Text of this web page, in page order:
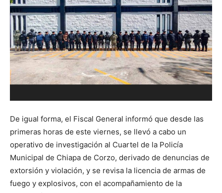
De igual forma, el Fiscal General informó que desde las
primeras horas de este viernes, se llevó a cabo un
operativo de investigación al Cuartel de la Policía
Municipal de Chiapa de Corzo, derivado de denuncias de
extorsión y violación, y se revisa la licencia de armas de
fuego y explosivos, con el acompañamiento de la